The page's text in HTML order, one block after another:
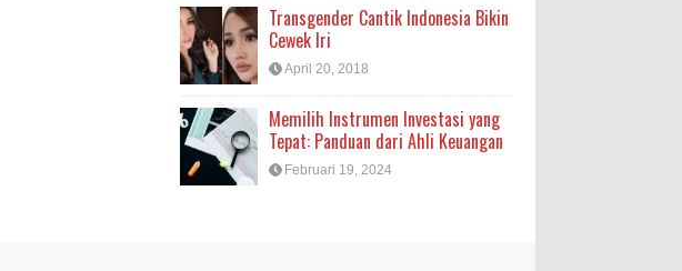
Transgender Cantik Indonesia Bikin
Cewek Iri
April 20, 2018
Memilih Instrumen Investasi yang
Tepat: Panduan dari Ahli Keuangan
Februari 19, 2024